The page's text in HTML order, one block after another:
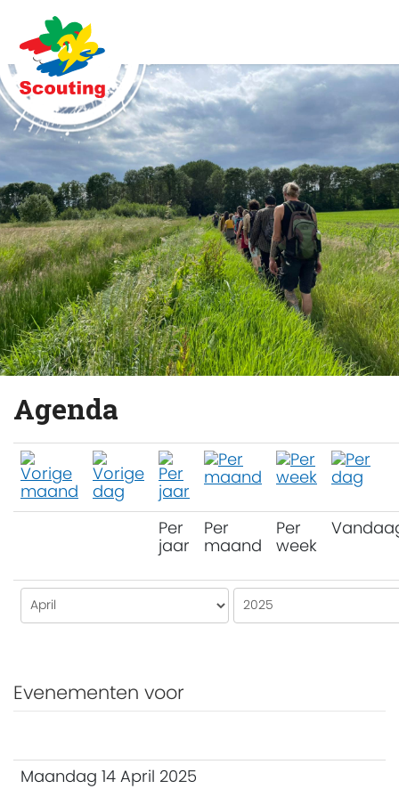
Agenda
Per
jaar
Per
maand
Per
week
Evenementen voor
Maandag 14 April 2025